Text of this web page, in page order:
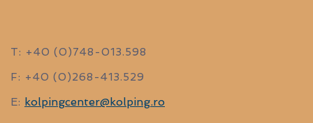
reasonable priced
T: +40 (0)748-013.598
F: +40 (0)268-413.529
E: kolpingcenter@kolping.ro